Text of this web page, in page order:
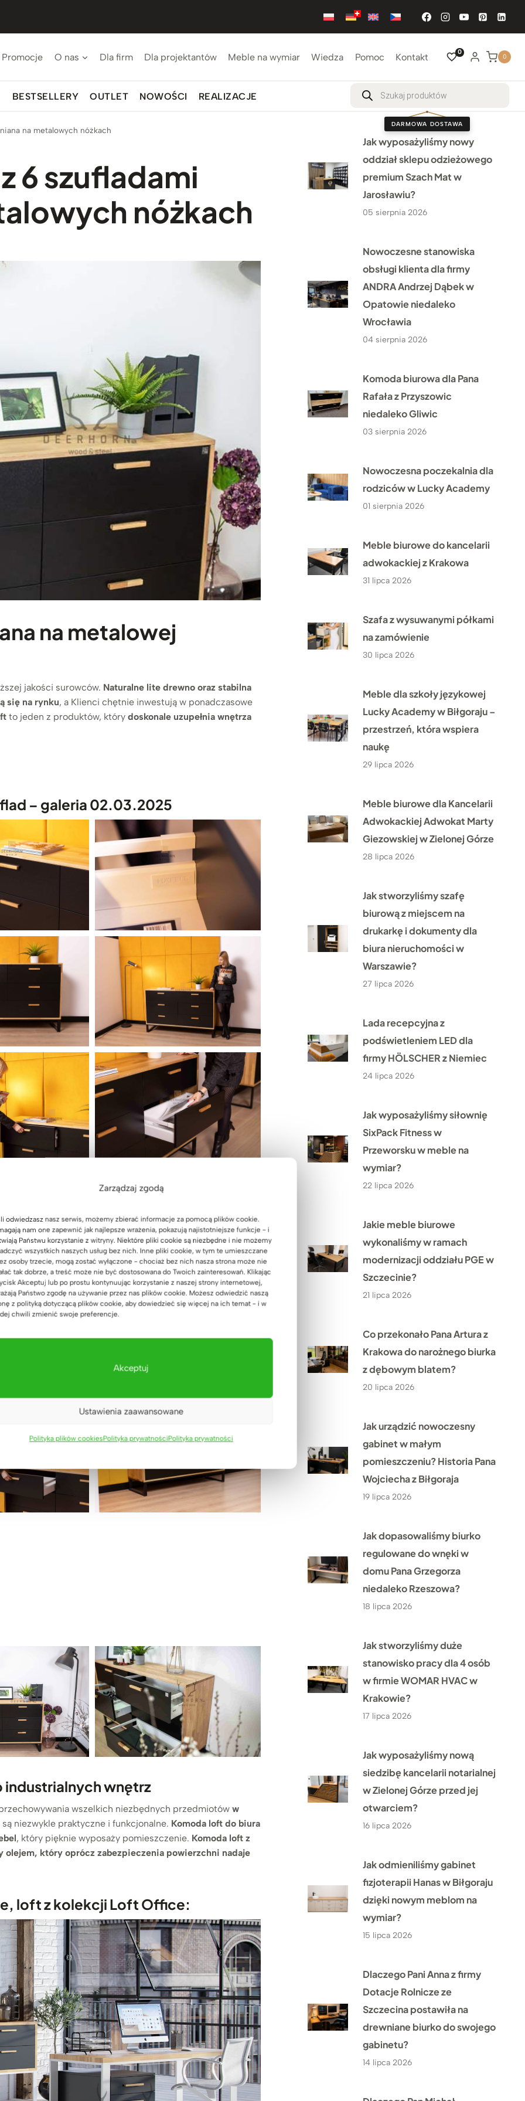
Zarządzaj zgodą
odwiedzasz nasz serwis, możemy zbierać informacje za pomocą plików cookie.
nam one zapewnić jak najlepsze wrażenia, pokazują najistotniejsze funkcje - i
Państwu korzystanie z witryny. Niektóre pliki cookie są niezbędne i nie możemy
wszystkich naszych usług bez nich. Inne pliki cookie, w tym te umieszczane
osoby trzecie, mogą zostać wyłączone - chociaż bez nich nasza strona może nie
tak dobrze, a treść może nie być dostosowana do Twoich zainteresowań. Klikając
Akceptuj lub po prostu kontynuując korzystanie z naszej strony internetowej,
Państwo zgodę na używanie przez nas plików cookie. Możesz odwiedzić naszą
z polityką dotyczącą plików cookie, aby dowiedzieć się więcej na ich temat - i w
chwili zmienić swoje preferencje.
Akceptuj
Ustawienia zaawansowane
Polityka plików cookiesPolityka prywatnościPolityka prywatności
Promocje O nas Dla firm Dla projektantów Meble na wymiar Wiedza Pomoc Kontakt 0
0
BESTSELLERY OUTLET NOWOŚCI REALIZACJE
Wyszukiwarka
produktów
DARMOWA DOSTAWA
na metalowych nóżkach
6 szufladami
nóżkach
na metalowej
jakości surowców. Naturalne lite drewno oraz stabilna
się na rynku, a Klienci chętnie inwestują w ponadczasowe
to jeden z produktów, który doskonale uzupełnia wnętrza
– galeria 02.03.2025
industrialnych wnętrz
wszelkich niezbędnych przedmiotów w
są niezwykle praktyczne i funkcjonalne. Komoda loft do biura
, który pięknie wyposaży pomieszczenie. Komoda loft z
olejem, który oprócz zabezpieczenia powierzchni nadaje
loft z kolekcji Loft Office:
Jak wyposażyliśmy nowy
oddział sklepu odzieżowego
premium Szach Mat w
Jarosławiu?
05 sierpnia 2026
Nowoczesne stanowiska
obsługi klienta dla firmy
ANDRA Andrzej Dąbek w
Opatowie niedaleko
Wrocławia
04 sierpnia 2026
Komoda biurowa dla Pana
Rafała z Przyszowic
niedaleko Gliwic
03 sierpnia 2026
Nowoczesna poczekalnia dla
rodziców w Lucky Academy
01 sierpnia 2026
Meble biurowe do kancelarii
adwokackiej z Krakowa
31 lipca 2026
Szafa z wysuwanymi półkami
na zamówienie
30 lipca 2026
Meble dla szkoły językowej
Lucky Academy w Biłgoraju –
przestrzeń, która wspiera
naukę
29 lipca 2026
Meble biurowe dla Kancelarii
Adwokackiej Adwokat Marty
Giezowskiej w Zielonej Górze
28 lipca 2026
Jak stworzyliśmy szafę
biurową z miejscem na
drukarkę i dokumenty dla
biura nieruchomości w
Warszawie?
27 lipca 2026
Lada recepcyjna z
podświetleniem LED dla
firmy HÖLSCHER z Niemiec
24 lipca 2026
Jak wyposażyliśmy siłownię
SixPack Fitness w
Przeworsku w meble na
wymiar?
22 lipca 2026
Jakie meble biurowe
wykonaliśmy w ramach
modernizacji oddziału PGE w
Szczecinie?
21 lipca 2026
Co przekonało Pana Artura z
Krakowa do narożnego biurka
z dębowym blatem?
20 lipca 2026
Jak urządzić nowoczesny
gabinet w małym
pomieszczeniu? Historia Pana
Wojciecha z Biłgoraja
19 lipca 2026
Jak dopasowaliśmy biurko
regulowane do wnęki w
domu Pana Grzegorza
niedaleko Rzeszowa?
18 lipca 2026
Jak stworzyliśmy duże
stanowisko pracy dla 4 osób
w firmie WOMAR HVAC w
Krakowie?
17 lipca 2026
Jak wyposażyliśmy nową
siedzibę kancelarii notarialnej
w Zielonej Górze przed jej
otwarciem?
16 lipca 2026
Jak odmieniliśmy gabinet
fizjoterapii Hanas w Biłgoraju
dzięki nowym meblom na
wymiar?
15 lipca 2026
Dlaczego Pani Anna z firmy
Dotacje Rolnicze ze
Szczecina postawiła na
drewniane biurko do swojego
gabinetu?
14 lipca 2026